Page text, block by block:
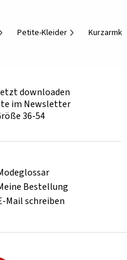
Petite-Kleider
downloaden
im Newsletter
36-54
Bestellung
Mail schreiben